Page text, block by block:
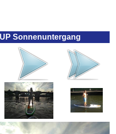
Sonnenuntergang